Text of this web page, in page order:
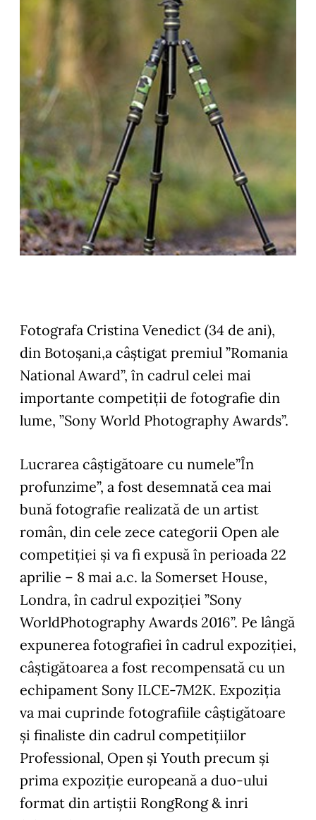
Fotografa Cristina Venedict (34 de ani),
din Botoșani,a câștigat premiul ”Romania
National Award”, în cadrul celei mai
importante competiții de fotografie din
lume, ”Sony World Photography Awards”.
Lucrarea câștigătoare cu numele”În
profunzime”, a fost desemnată cea mai
bună fotografie realizată de un artist
român, din cele zece categorii Open ale
competiției și va fi expusă în perioada 22
aprilie – 8 mai a.c. la Somerset House,
Londra, în cadrul expoziției ”Sony
WorldPhotography Awards 2016”. Pe lângă
expunerea fotografiei în cadrul expoziției,
câștigătoarea a fost recompensată cu un
echipament Sony ILCE-7M2K. Expoziția
va mai cuprinde fotografiile câștigătoare
și finaliste din cadrul competițiilor
Professional, Open și Youth precum și
prima expoziție europeană a duo-ului
format din artiștii RongRong & inri